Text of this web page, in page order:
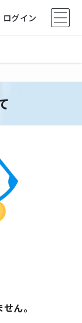
ログイン
ん。